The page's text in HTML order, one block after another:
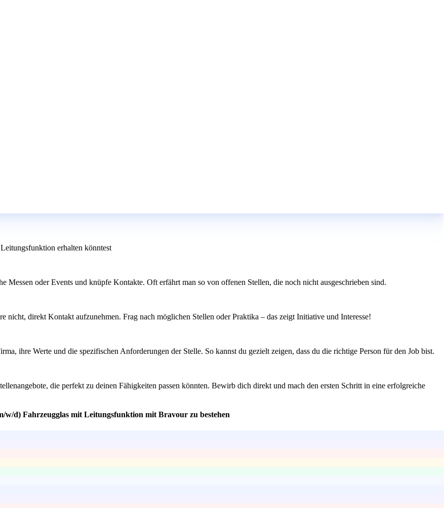
erhalten könntest
Messen oder Events und knüpfe Kontakte. Oft erfährt man so von offenen Stellen, die noch nicht ausgeschrieben sind.
nicht, direkt Kontakt aufzunehmen. Frag nach möglichen Stellen oder Praktika – das zeigt Initiative und Interesse!
ihre Werte und die spezifischen Anforderungen der Stelle. So kannst du gezielt zeigen, dass du die richtige Person für den Job bist.
die perfekt zu deinen Fähigkeiten passen könnten. Bewirb dich direkt und mach den ersten Schritt in eine erfolgreiche
d) Fahrzeugglas mit Leitungsfunktion mit Bravour zu bestehen